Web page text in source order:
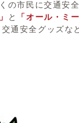
の市民に交通安
と
「オール・ミ
通安全グッズな